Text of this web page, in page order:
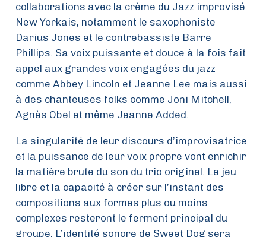
collaborations avec la crème du Jazz improvisé
New Yorkais, notamment le saxophoniste
Darius Jones et le contrebassiste Barre
Phillips. Sa voix puissante et douce à la fois fait
appel aux grandes voix engagées du jazz
comme Abbey Lincoln et Jeanne Lee mais aussi
à des chanteuses folks comme Joni Mitchell,
Agnès Obel et même Jeanne Added.
La singularité de leur discours d’improvisatrice
et la puissance de leur voix propre vont enrichir
la matière brute du son du trio originel. Le jeu
libre et la capacité à créer sur l’instant des
compositions aux formes plus ou moins
complexes resteront le ferment principal du
groupe. L’identité sonore de Sweet Dog sera